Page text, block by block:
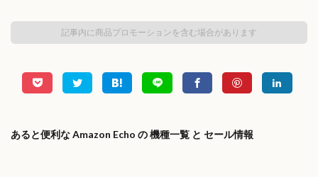
記事内に商品プロモーションを含む場合があります
あると便利な Amazon Echo の 機種一覧 と セール情報